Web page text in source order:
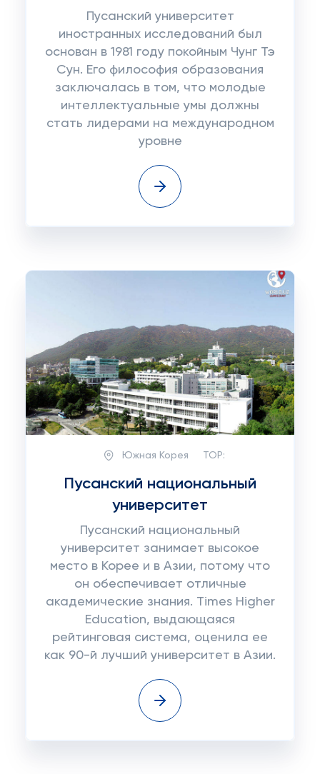
Пусанский университет
иностранных исследований был
основан в 1981 году покойным Чунг Тэ
Сун. Его философия образования
заключалась в том, что молодые
интеллектуальные умы должны
стать лидерами на международном
уровне
Южная Корея TOP:
Пусанский национальный
университет
Пусанский национальный
университет занимает высокое
место в Корее и в Азии, потому что
он обеспечивает отличные
академические знания. Times Higher
Education, выдающаяся
рейтинговая система, оценила ее
как 90-й лучший университет в Азии.